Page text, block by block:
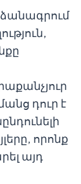
դուր է
որոնք
այդ